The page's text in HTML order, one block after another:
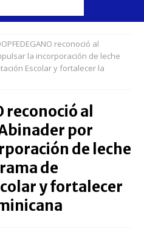
reconoció al
la incorporación de leche
Escolar y fortalecer la
reconoció al
por
de leche
de
y fortalecer